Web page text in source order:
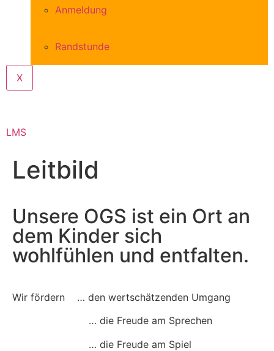
Anmeldung
Randstunde
X
LMS
Leitbild
Unsere OGS ist ein Ort an
dem Kinder sich
wohlfühlen und entfalten.
Wir fördern … den wertschätzenden Umgang
… die Freude am Sprechen
… die Freude am Spiel